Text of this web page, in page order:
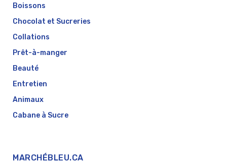
Boissons
Chocolat et Sucreries
Collations
Prêt-à-manger
Beauté
Entretien
Animaux
Cabane à Sucre
MARCHÉBLEU.CA